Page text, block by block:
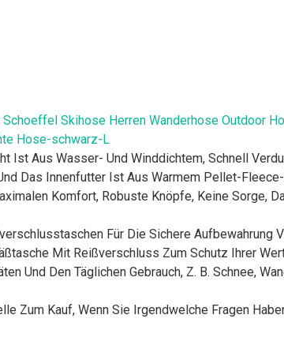
Schoeffel Skihose Herren Wanderhose Outdoor
Hose-schwarz-L
Ist Aus Wasser- Und Winddichtem, Schnell
Das Innenfutter Ist Aus Warmem Pellet-
Komfort, Robuste Knöpfe, Keine Sorge,
Für Die Sichere
Mit Reißverschluss Zum Schutz Ihrer
Und Den Täglichen Gebrauch, Z. B. Schnee,
Zum Kauf, Wenn Sie Irgendwelche Fragen